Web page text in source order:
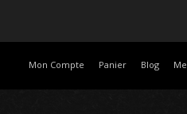
Mon Compte Panier Blog